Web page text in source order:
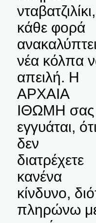
νταβατζιλίκι,
κάθε φορά
ανακαλύπτει
νέα κόλπα
απειλή. Η
ΑΡΧΑΙΑ
ΙΘΩΜΗ σας
εγγυάται, ότι
δεν
διατρέχετε
κανένα
κίνδυνο,
πληρώνω